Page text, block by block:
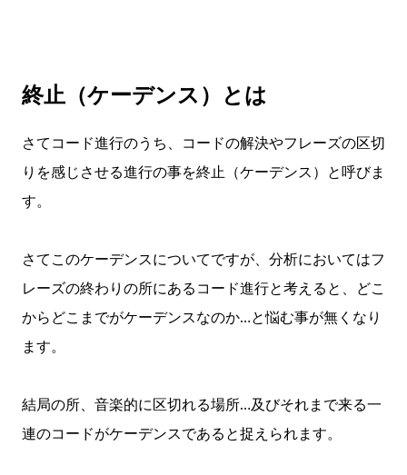
終止（ケーデンス）とは
さてコード進行のうち、コードの解決やフレーズの区切
りを感じさせる進行の事を終止（ケーデンス）と呼びま
す。
さてこのケーデンスについてですが、分析においてはフ
レーズの終わりの所にあるコード進行と考えると、どこ
からどこまでがケーデンスなのか…と悩む事が無くなり
ます。
結局の所、音楽的に区切れる場所…及びそれまで来る一
連のコードがケーデンスであると捉えられます。